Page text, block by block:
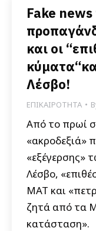
Fake news
και οι
Λέσβο!
ΕΠΙΚΑΙΡΟΤΗΤΑ
Από το πρωί
«ακροδεξιά»
«εξέγερσης»
Λέσβο,
ΜΑΤ και
ζητά από τα
κατάσταση».